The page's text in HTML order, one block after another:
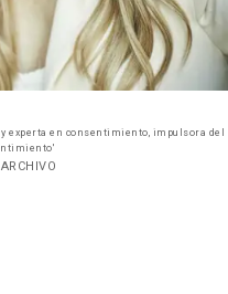
experta en consentimiento, impulsora del